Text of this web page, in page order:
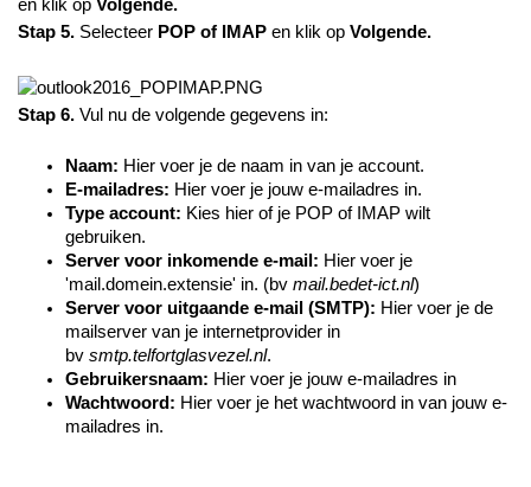
en klik op Volgende.
Stap 5. Selecteer POP of IMAP en klik op Volgende.
Stap 6. Vul nu de volgende gegevens in:
Naam: Hier voer je de naam in van je account.
E-mailadres: Hier voer je jouw e-mailadres in.
Type account: Kies hier of je POP of IMAP wilt
gebruiken.
Server voor inkomende e-mail: Hier voer je
'mail.domein.extensie' in. (bv mail.bedet-ict.nl)
Server voor uitgaande e-mail (SMTP): Hier voer je de
mailserver van je internetprovider in
bv smtp.telfortglasvezel.nl.
Gebruikersnaam: Hier voer je jouw e-mailadres in
Wachtwoord: Hier voer je het wachtwoord in van jouw e-
mailadres in.